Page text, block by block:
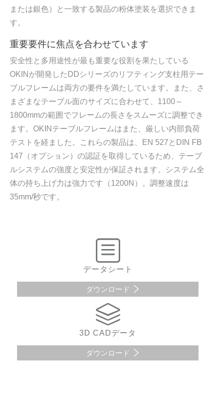
または銀色）と一致する製品の粉体塗装を選択できま
す。
重要要件に焦点を合わせています
安全性と多用途性が最も重要な役割を果たしている
OKINが開発したDDシリーズのリフティング支柱用テー
ブルフレームは両方の要件を満たしています。また、さ
まざまなテーブル面のサイズに合わせて、1100～
1800mmの範囲でフレームの長さをスムーズに調整でき
ます。OKINテーブルフレームはまた、厳しい内部負荷
テストを経ました。これらの製品は、EN 527とDIN FB
147（オプション）の認証を取得しているため、テーブ
ルシステムの強度と安定性が保証されます。システム全
体の持ち上げ力は強力です（1200N）。調整速度は
35mm/秒です。
データシート
ダウンロード
3D CADデータ
ダウンロード